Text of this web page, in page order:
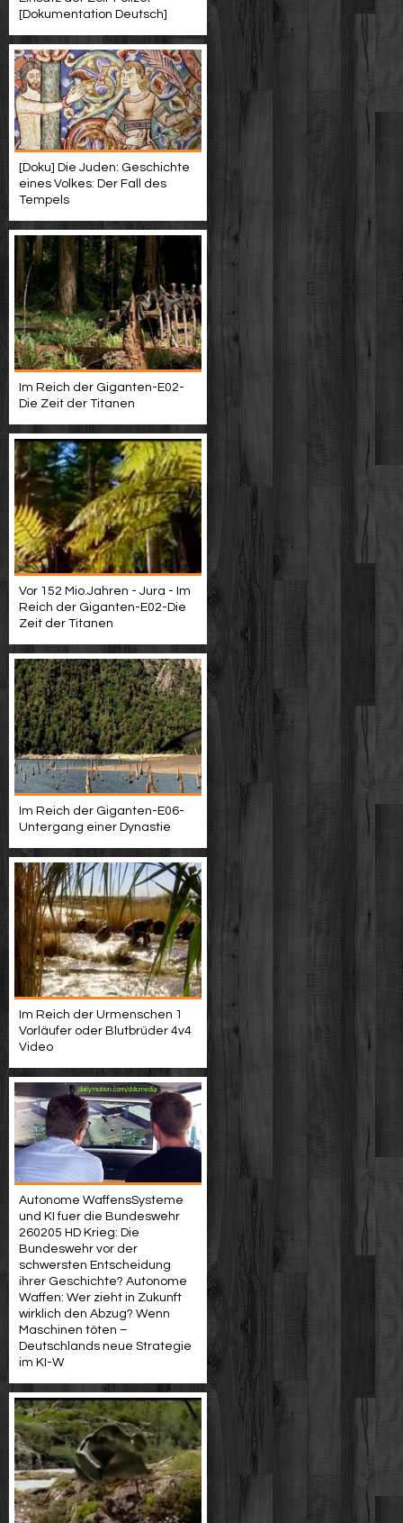
[Dokumentation Deutsch]
[Doku] Die Juden: Geschichte
eines Volkes: Der Fall des
Tempels
Im Reich der Giganten-E02-
Die Zeit der Titanen
Vor 152 Mio.Jahren - Jura - Im
Reich der Giganten-E02-Die
Zeit der Titanen
Im Reich der Giganten-E06-
Untergang einer Dynastie
Im Reich der Urmenschen 1
Vorläufer oder Blutbrüder 4v4
Video
Autonome WaffensSysteme
und KI fuer die Bundeswehr
260205 HD Krieg: Die
Bundeswehr vor der
schwersten Entscheidung
ihrer Geschichte? Autonome
Waffen: Wer zieht in Zukunft
wirklich den Abzug? Wenn
Maschinen töten –
Deutschlands neue Strategie
im KI-W